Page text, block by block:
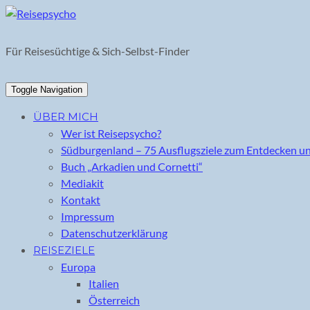
Skip
content
Für Reisesüchtige & Sich-Selbst-Finder
Toggle Navigation
ÜBER MICH
Wer ist Reisepsycho?
Südburgenland – 75 Ausflugsziele zum Entdecken
Buch „Arkadien und Cornetti“
Mediakit
Kontakt
Impressum
Datenschutzerklärung
REISEZIELE
Europa
Italien
Österreich